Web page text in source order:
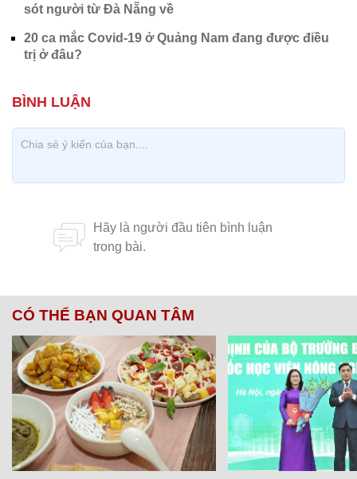
sót người từ Đà Nẵng về
20 ca mắc Covid-19 ở Quảng Nam đang được điều
trị ở đâu?
CÓ THỂ BẠN QUAN TÂM